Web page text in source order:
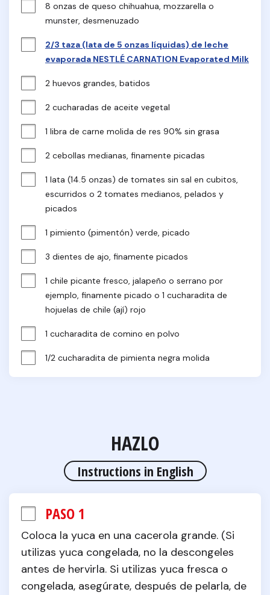
8 onzas de queso chihuahua, mozzarella o
munster, desmenuzado
2/3 taza (lata de 5 onzas líquidas) de leche
evaporada NESTLÉ CARNATION Evaporated Milk
2 huevos grandes, batidos
2 cucharadas de aceite vegetal
1 libra de carne molida de res 90% sin grasa
2 cebollas medianas, finamente picadas
1 lata (14.5 onzas) de tomates sin sal en cubitos,
escurridos o 2 tomates medianos, pelados y
picados
1 pimiento (pimentón) verde, picado
3 dientes de ajo, finamente picados
1 chile picante fresco, jalapeño o serrano por
ejemplo, finamente picado o 1 cucharadita de
hojuelas de chile (ají) rojo
1 cucharadita de comino en polvo
1/2 cucharadita de pimienta negra molida
HAZLO
Instructions in English
PASO 1
Coloca la yuca en una cacerola grande. (Si
utilizas yuca congelada, no la descongeles
antes de hervirla. Si utilizas yuca fresca o
congelada, asegúrate, después de pelarla, de